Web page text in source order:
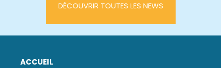
DÉCOUVRIR TOUTES LES NEWS
ACCUEIL